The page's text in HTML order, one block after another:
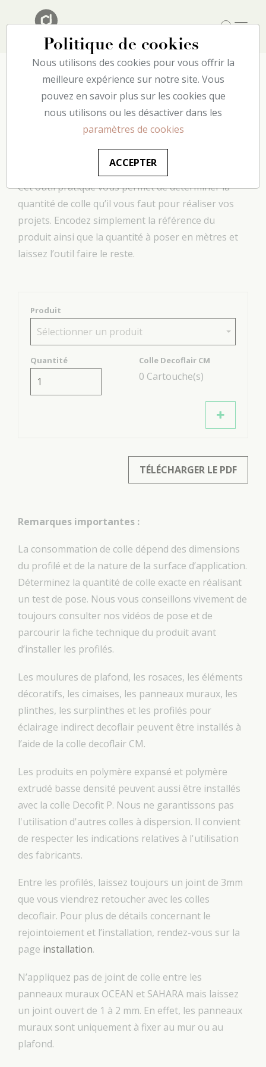
Calculateur de
consommation de
Cet outil pratique vous permet de déterminer la
quantité de colle qu’il vous faut pour réaliser vos
projets. Encodez simplement la référence du
produit ainsi que la quantité à poser en mètres et
laissez l’outil faire le reste.
Produit
Sélectionner un produit
Quantité Colle Decoflair CM
0 Cartouche(s)
TÉLÉCHARGER LE PDF
Remarques importantes :
La consommation de colle dépend des dimensions
du profilé et de la nature de la surface d’application.
Déterminez la quantité de colle exacte en réalisant
un test de pose. Nous vous conseillons vivement de
toujours consulter nos vidéos de pose et de
parcourir la fiche technique du produit avant
d’installer les profilés.
Les moulures de plafond, les rosaces, les éléments
décoratifs, les cimaises, les panneaux muraux, les
plinthes, les surplinthes et les profilés pour
éclairage indirect decoflair peuvent être installés à
l’aide de la colle decoflair CM.
Les produits en polymère expansé et polymère
extrudé basse densité peuvent aussi être installés
avec la colle Decofit P. Nous ne garantissons pas
l'utilisation d'autres colles à dispersion. Il convient
de respecter les indications relatives à l'utilisation
des fabricants.
Entre les profilés, laissez toujours un joint de 3mm
que vous viendrez retoucher avec les colles
decoflair. Pour plus de détails concernant le
rejointoiement et l’installation, rendez-vous sur la
page installation.
N’appliquez pas de joint de colle entre les
panneaux muraux OCEAN et SAHARA mais laissez
un joint ouvert de 1 à 2 mm. En effet, les panneaux
muraux sont uniquement à fixer au mur ou au
plafond.
Politique de cookies
Nous utilisons des cookies pour vous offrir la
meilleure expérience sur notre site. Vous
pouvez en savoir plus sur les cookies que
nous utilisons ou les désactiver dans les
paramètres de cookies
ACCEPTER